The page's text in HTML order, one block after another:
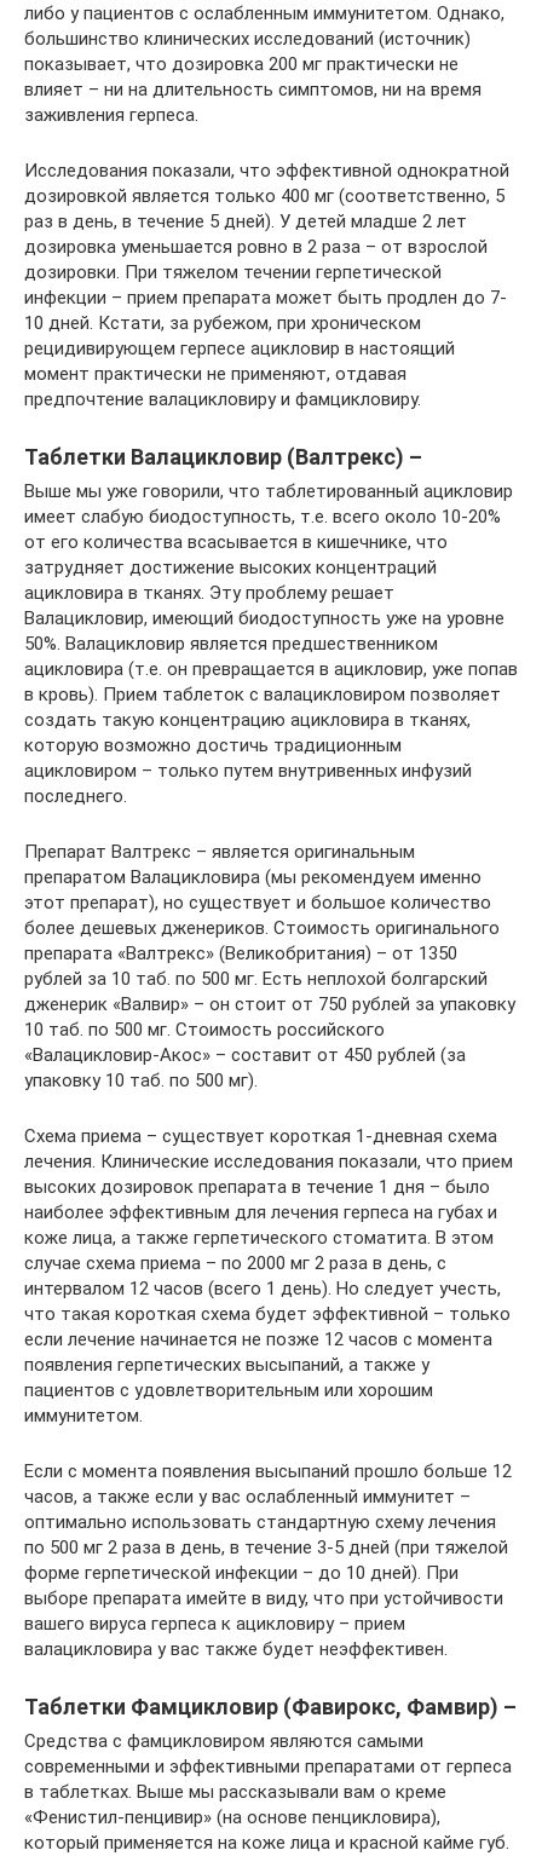
либо у пациентов с ослабленным иммунитетом. Однако,
большинство клинических исследований (источник)
показывает, что дозировка 200 мг практически не
влияет – ни на длительность симптомов, ни на время
заживления герпеса.
Исследования показали, что эффективной однократной
дозировкой является только 400 мг (соответственно, 5
раз в день, в течение 5 дней). У детей младше 2 лет
дозировка уменьшается ровно в 2 раза – от взрослой
дозировки. При тяжелом течении герпетической
инфекции – прием препарата может быть продлен до 7-
10 дней. Кстати, за рубежом, при хроническом
рецидивирующем герпесе ацикловир в настоящий
момент практически не применяют, отдавая
предпочтение валацикловиру и фамцикловиру.
Таблетки Валацикловир (Валтрекс) –
Выше мы уже говорили, что таблетированный ацикловир
имеет слабую биодоступность, т.е. всего около 10-20%
от его количества всасывается в кишечнике, что
затрудняет достижение высоких концентраций
ацикловира в тканях. Эту проблему решает
Валацикловир, имеющий биодоступность уже на уровне
50%. Валацикловир является предшественником
ацикловира (т.е. он превращается в ацикловир, уже попав
в кровь). Прием таблеток с валацикловиром позволяет
создать такую концентрацию ацикловира в тканях,
которую возможно достичь традиционным
ацикловиром – только путем внутривенных инфузий
последнего.
Препарат Валтрекс – является оригинальным
препаратом Валацикловира (мы рекомендуем именно
этот препарат), но существует и большое количество
более дешевых дженериков. Стоимость оригинального
препарата «Валтрекс» (Великобритания) – от 1350
рублей за 10 таб. по 500 мг. Есть неплохой болгарский
дженерик «Валвир» – он стоит от 750 рублей за упаковку
10 таб. по 500 мг. Стоимость российского
«Валацикловир-Акос» – составит от 450 рублей (за
упаковку 10 таб. по 500 мг).
Схема приема – существует короткая 1-дневная схема
лечения. Клинические исследования показали, что прием
высоких дозировок препарата в течение 1 дня – было
наиболее эффективным для лечения герпеса на губах и
коже лица, а также герпетического стоматита. В этом
случае схема приема – по 2000 мг 2 раза в день, с
интервалом 12 часов (всего 1 день). Но следует учесть,
что такая короткая схема будет эффективной – только
если лечение начинается не позже 12 часов с момента
появления герпетических высыпаний, а также у
пациентов с удовлетворительным или хорошим
иммунитетом.
Если с момента появления высыпаний прошло больше 12
часов, а также если у вас ослабленный иммунитет –
оптимально использовать стандартную схему лечения
по 500 мг 2 раза в день, в течение 3-5 дней (при тяжелой
форме герпетической инфекции – до 10 дней). При
выборе препарата имейте в виду, что при устойчивости
вашего вируса герпеса к ацикловиру – прием
валацикловира у вас также будет неэффективен.
Таблетки Фамцикловир (Фавирокс, Фамвир) –
Средства с фамцикловиром являются самыми
современными и эффективными препаратами от герпеса
в таблетках. Выше мы рассказывали вам о креме
«Фенистил-пенцивир» (на основе пенцикловира),
который применяется на коже лица и красной кайме губ.